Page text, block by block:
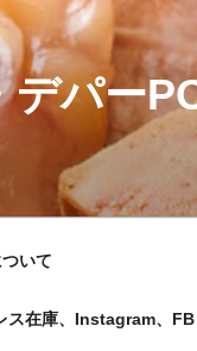
パー
いて
ス在庫、Instagram、FB